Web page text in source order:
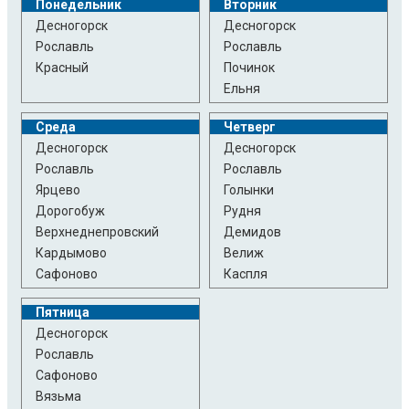
Понедельник
Десногорск
Рославль
Красный
Вторник
Десногорск
Рославль
Починок
Ельня
Среда
Десногорск
Рославль
Ярцево
Дорогобуж
Верхнеднепровский
Кардымово
Сафоново
Четверг
Десногорск
Рославль
Голынки
Рудня
Демидов
Велиж
Каспля
Пятница
Десногорск
Рославль
Сафоново
Вязьма